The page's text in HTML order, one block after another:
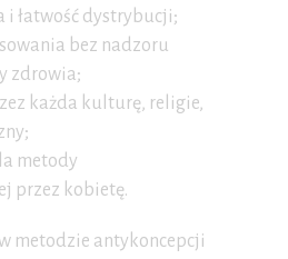
i łatwość dystrybucji;
bez nadzoru
zdrowia;
każda kulturę, religie,
metody
przez kobietę.
metodzie antykoncepcji